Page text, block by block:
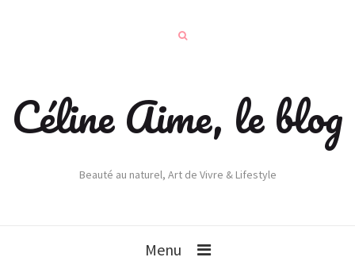
Céline Aime, le blog
Beauté au naturel, Art de Vivre & Lifestyle
Menu